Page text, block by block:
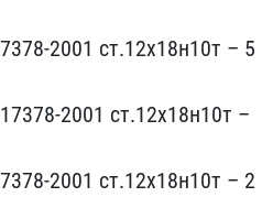
​2001 ст.12х18н10т – 5
2001 ст.12х18н10т –
2001 ст.12х18н10​т – 2